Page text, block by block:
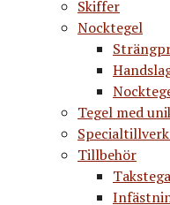
Skiffer
Nocktegel
Tegel med
Tillbehör